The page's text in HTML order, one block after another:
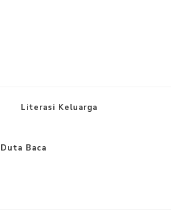
Literasi Keluarga
Baca